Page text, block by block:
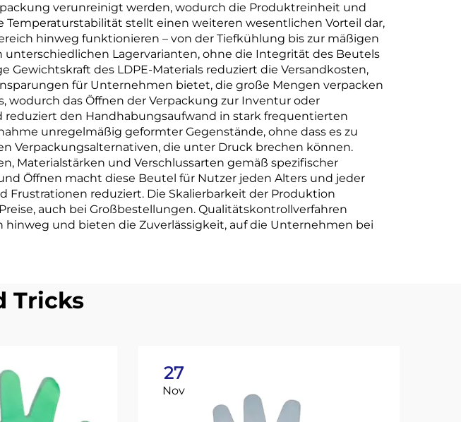
verunreinigt werden, wodurch die Produktreinheit und
stellt einen weiteren wesentlichen Vorteil dar,
hinweg funktionieren – von der Tiefkühlung bis zur mäßigen
Lagervarianten, ohne die Integrität des Beutels
des LDPE-Materials reduziert die Versandkosten,
für Unternehmen bietet, die große Mengen verpacken
wodurch das Öffnen der Verpackung zur Inventur oder
den Handhabungsaufwand in stark frequentierten
unregelmäßig geformter Gegenstände, ohne dass es zu
Verpackungsalternativen, die unter Druck brechen können.
Materialstärken und Verschlussarten gemäß spezifischer
Öffnen macht diese Beutel für Nutzer jeden Alters und jeder
reduziert. Die Skalierbarkeit der Produktion
auch bei Großbestellungen. Qualitätskontrollverfahren
und bieten die Zuverlässigkeit, auf die Unternehmen bei
Tricks
27
Nov